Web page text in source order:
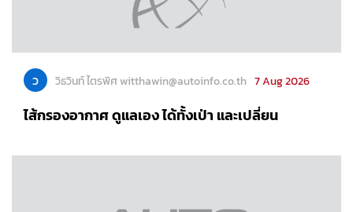
ว วิธวินท์ ไตรพิศ witthawin@autoinfo.co.th 7 Aug 2026
ไส้กรองอากาศ ดูแลเอง ได้ทั้งเป่า และเปลี่ยน